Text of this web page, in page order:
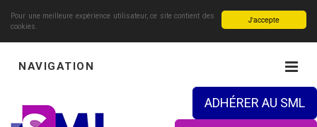
J'accepte
Pour une meilleure expérience utilisateur, ce site contient des
cookies.
NAVIGATION
ADHÉRER AU SML